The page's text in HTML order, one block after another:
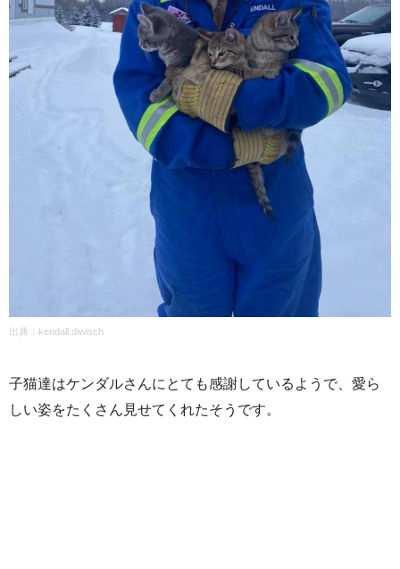
出典：kendall.diwisch
子猫達はケンダルさんにとても感謝しているようで、愛ら
しい姿をたくさん見せてくれたそうです。